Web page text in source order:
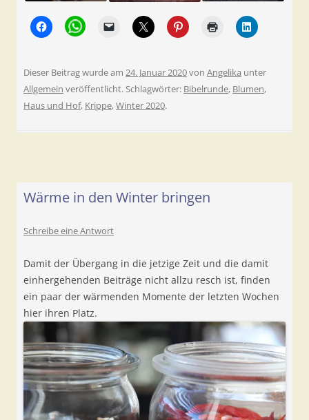
Dieser Beitrag wurde am 24. Januar 2020von Angelika unter
Allgemein veröffentlicht. Schlagwörter: Bibelrunde, Blumen,
Haus und Hof, Krippe,Winter 2020.
Wärme in den Winter bringen
Schreibe eine Antwort
Damit der Übergang in die jetzige Zeit und die damit
einhergehenden Beiträge nicht allzu resch ist, finden
ein paar der wärmenden Momente der letzten Wochen
hier ihren Platz.